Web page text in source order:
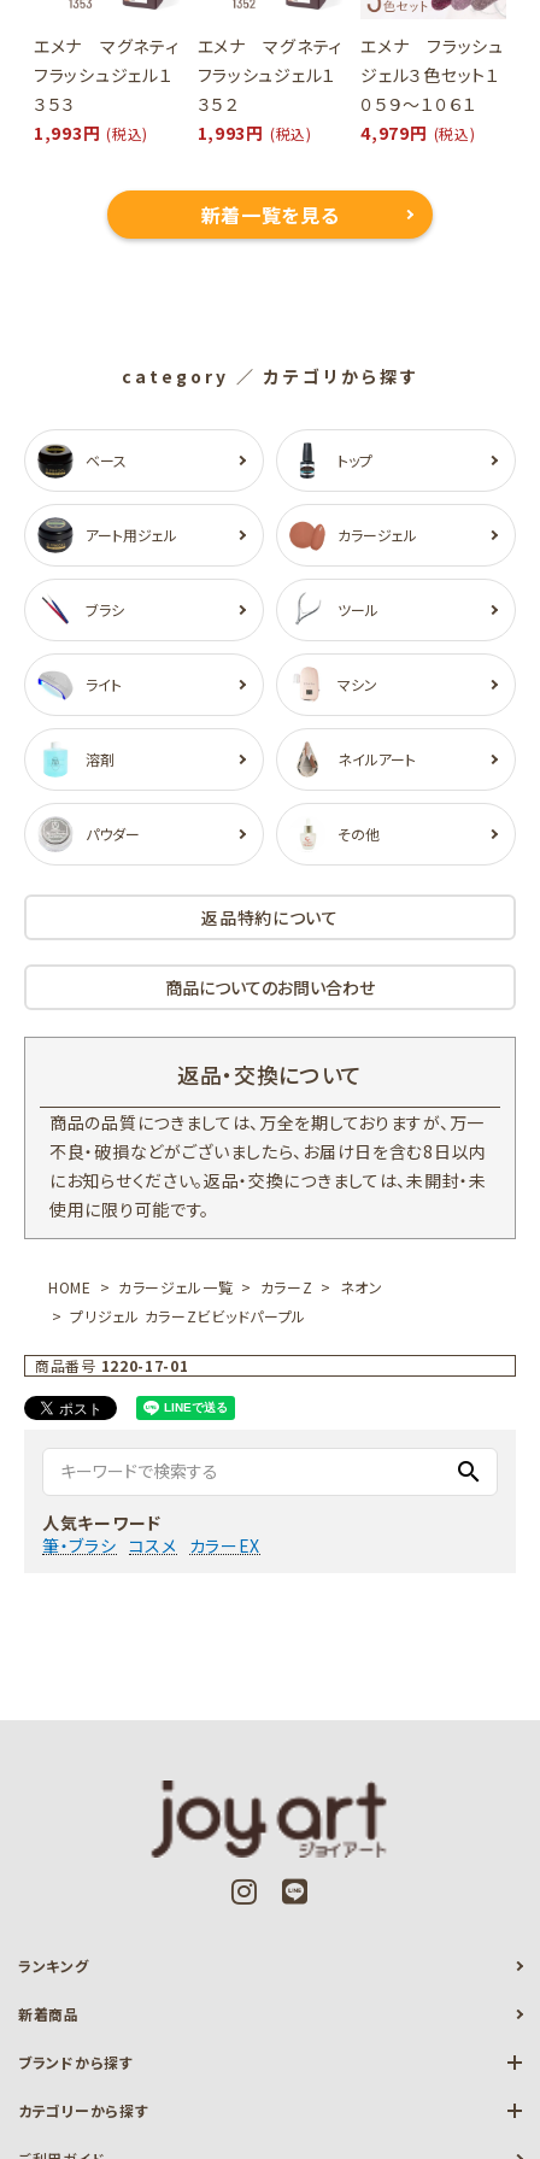
エメナ マグネティ
フラッシュジェル１
３５３
1,993円 (税込)
エメナ マグネティ
フラッシュジェル１
３５２
1,993円 (税込)
エメナ フラッシュ
ジェル３色セット１
０５９～１０６１
4,979円 (税込)
新着一覧を見る
category ／ カテゴリから探す
ベース トップ
アート用ジェル カラージェル
ブラシ ツール
ライト マシン
溶剤 ネイルアート
パウダー その他
返品特約について
商品についてのお問い合わせ
返品・交換について
商品の品質につきましては、万全を期しておりますが、万一
不良・破損などがございましたら、お届け日を含む8日以内
にお知らせください。返品・交換につきましては、未開封・未
使用に限り可能です。
HOME カラージェル一覧 カラーZ
ネオン
プリジェル カラーZビビッドパープル
商品番号 1220-17-01
search
人気キーワード
筆・ブラシ コスメ カラーEX
ランキング
新着商品
ブランドから探す
カテゴリーから探す